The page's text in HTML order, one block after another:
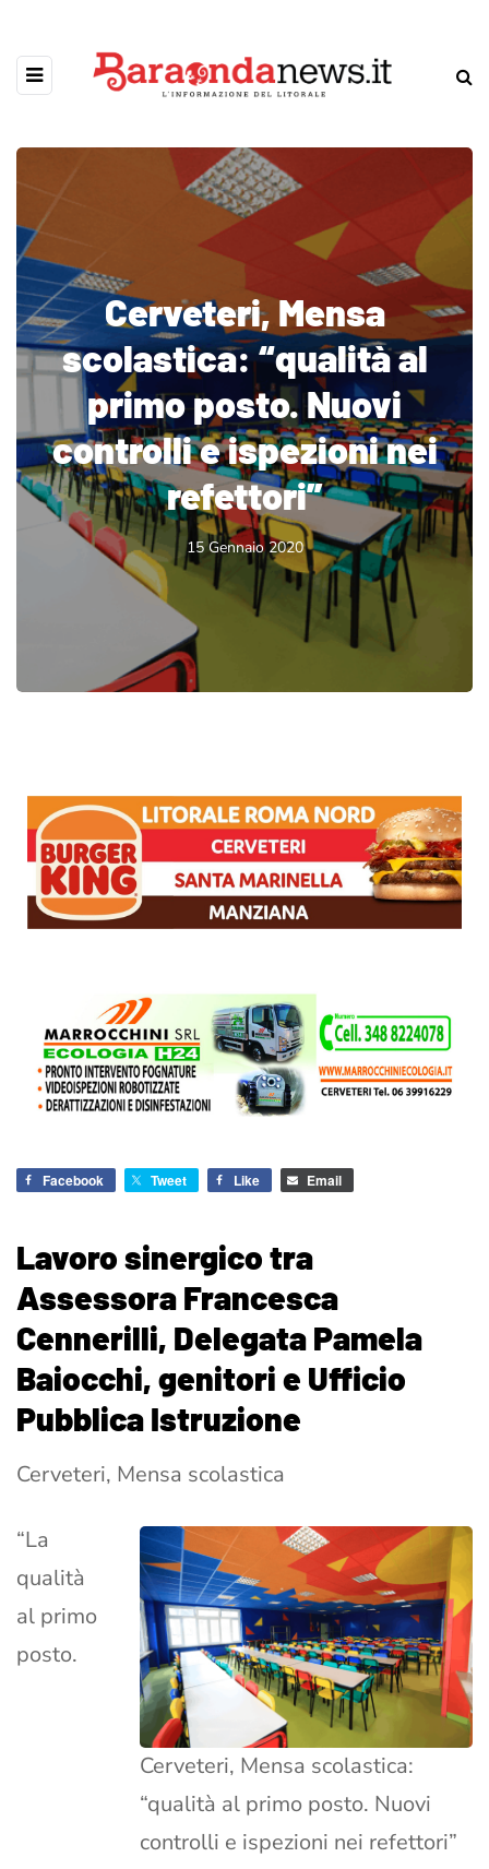
Cerveteri, Mensa
scolastica: “qualità al
primo posto. Nuovi
controlli e ispezioni nei
refettori”
15 Gennaio 2020
Facebook Tweet Like Email
Lavoro sinergico tra
Assessora Francesca
Cennerilli, Delegata Pamela
Baiocchi, genitori e Ufficio
Pubblica Istruzione
Cerveteri, Mensa scolastica
Cerveteri, Mensa scolastica:
“qualità al primo posto. Nuovi
controlli e ispezioni nei refettori”
“La
qualità
al primo
posto.